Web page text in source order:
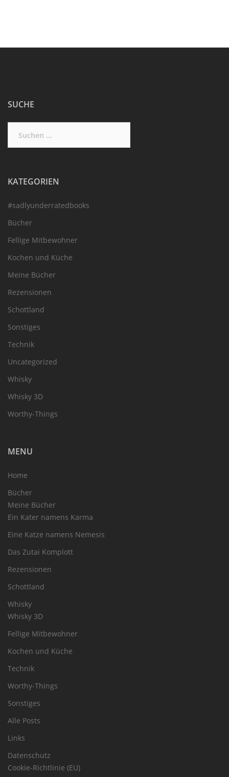
SUCHE
nach:
KATEGORIEN
#sadlyunderratedbooks
Bücher
Fellige Mitbewohner
Kochen und Küche
Meine Bücher
Rezensionen
Schottland
Sonstiges
Technik
Uncategorized
Whisky
Whisky 3D
Worthy-Things
MENU
Home
Bücher
Meine Bücher
Ein Kater namens Karma
Eine Katze namens Nemesis
Das Zutai Komplott
Rezensionen
Schottland
Whisky
Whisky 3D
Fellige Mitbewohner
Kochen und Küche
Technik
Worthy-Things
Sonstiges
Alle Posts
Links
Datenschutz
Cookie-Richtlinie (EU)